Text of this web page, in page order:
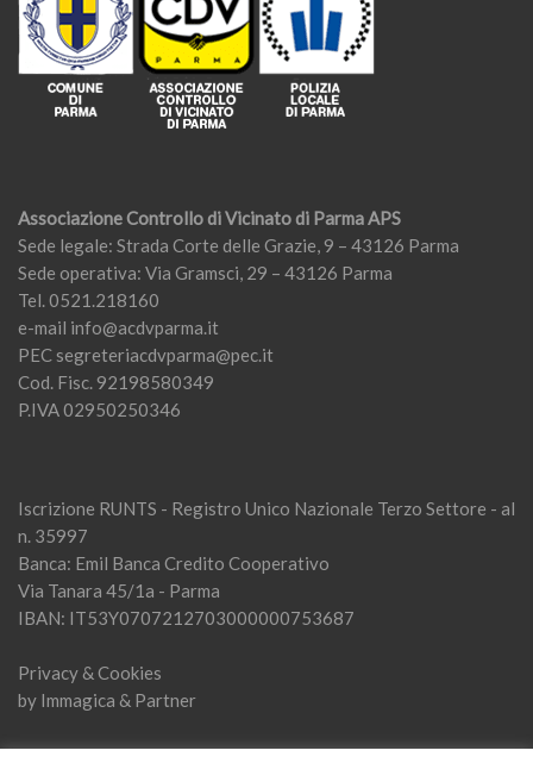
Associazione Controllo di Vicinato di Parma APS
Sede legale: Strada Corte delle Grazie, 9 – 43126 Parma
Sede operativa: Via Gramsci, 29 – 43126 Parma
Tel. 0521.218160
e-mail info@acdvparma.it
PEC segreteriacdvparma@pec.it
Cod. Fisc. 92198580349
P.IVA 02950250346
Iscrizione RUNTS - Registro Unico Nazionale Terzo Settore - al
n. 35997
Banca: Emil Banca Credito Cooperativo
Via Tanara 45/1a - Parma
IBAN: IT53Y0707212703000000753687
Privacy & Cookies
by Immagica & Partner